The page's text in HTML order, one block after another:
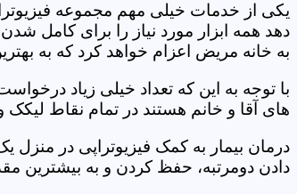
یکی از خدمات خیلی مهم مجموعه
دهد همه ابزار مورد نیاز را برای کامل
به خانه مریض اعزام خواهد کرد که به
با توجه به این که تعداد خیلی زیاد
های آقا و خانم هستند در تمام نقاط
درمان بیمار به کمک فیزیوتراپی در
دادن دومرتبه، حفظ کردن و به بیشترین